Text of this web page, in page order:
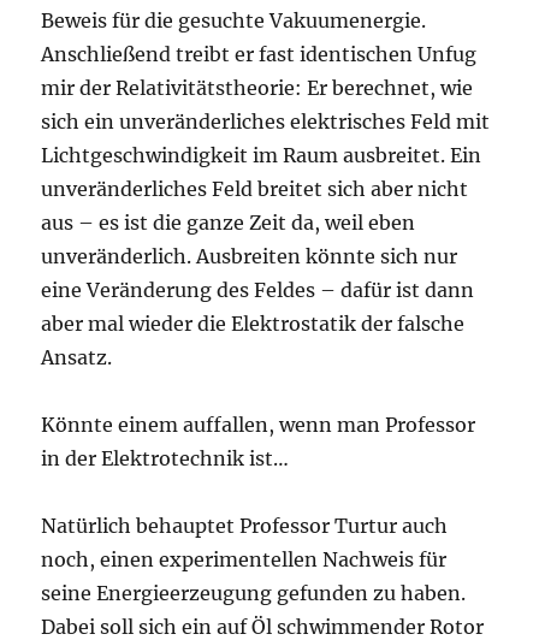
Beweis für die gesuchte Vakuumenergie.
Anschließend treibt er fast identischen Unfug
mir der Relativitätstheorie: Er berechnet, wie
sich ein unveränderliches elektrisches Feld mit
Lichtgeschwindigkeit im Raum ausbreitet. Ein
unveränderliches Feld breitet sich aber nicht
aus – es ist die ganze Zeit da, weil eben
unveränderlich. Ausbreiten könnte sich nur
eine Veränderung des Feldes – dafür ist dann
aber mal wieder die Elektrostatik der falsche
Ansatz.
Könnte einem auffallen, wenn man Professor
in der Elektrotechnik ist…
Natürlich behauptet Professor Turtur auch
noch, einen experimentellen Nachweis für
seine Energieerzeugung gefunden zu haben.
Dabei soll sich ein auf Öl schwimmender Rotor